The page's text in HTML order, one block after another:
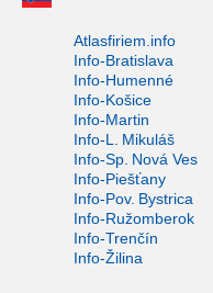
Atlasfiriem.info
Info-Bratislava
Info-Humenné
Info-Košice
Info-Martin
Info-L. Mikuláš
Info-Sp. Nová Ves
Info-Piešťany
Info-Pov. Bystrica
Info-Ružomberok
Info-Trenčín
Info-Žilina